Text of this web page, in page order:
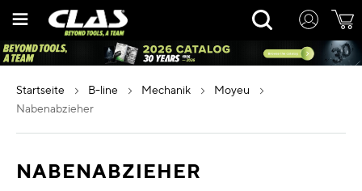
Inhalt
Rechercher
startseite b-line mechanik
moyeu
nabenabzieher
NABENABZIEHER